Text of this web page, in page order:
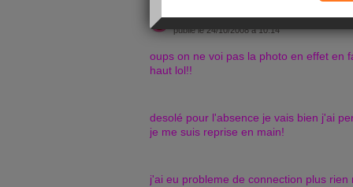
salut les filles
publié le 24/10/2008 à 10:14
oups on ne voi pas la photo en effet en
haut lol!!
desolé pour l'absence je vais bien j'ai
je me suis reprise en main!
j'ai eu probleme de connection plus rien